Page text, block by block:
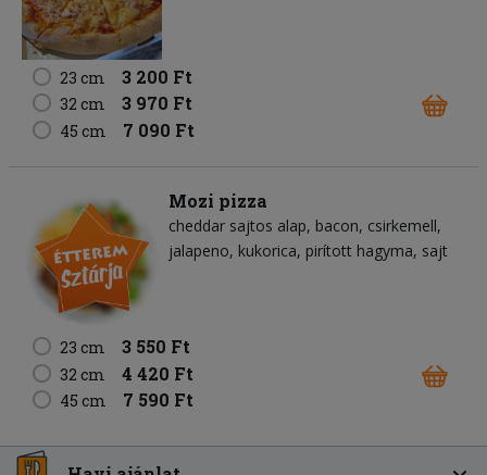
23 cm 3 200 Ft
32 cm 3 970 Ft
45 cm 7 090 Ft
Mozi pizza
cheddar sajtos alap bacon csirkemell
jalapeno kukorica pirított hagyma sajt
23 cm 3 550 Ft
32 cm 4 420 Ft
45 cm 7 590 Ft